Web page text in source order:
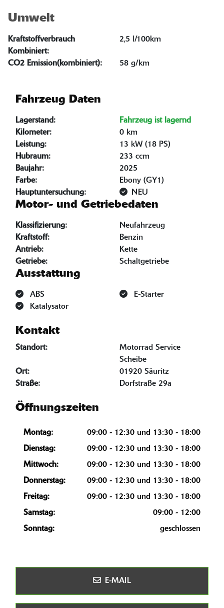
Umwelt
Kraftstoffverbrauch
Kombiniert:
2,5 l/100km
CO2 Emission(kombiniert): 58 g/km
Fahrzeug Daten
Lagerstand:
Fahrzeug ist lagernd
Kilometer:
0 km
Leistung:
13 kW (18 PS)
Hubraum:
233 ccm
Baujahr:
2025
Farbe:
Ebony (GY1)
Hauptuntersuchung:
NEU
Motor- und Getriebedaten
Klassifizierung:
Neufahrzeug
Kraftstoff:
Benzin
Antrieb:
Kette
Getriebe:
Schaltgetriebe
Ausstattung
ABS
E-Starter
Katalysator
Kontakt
Standort:
Motorrad Service
Scheibe
Ort:
01920 Säuritz
Straße:
Dorfstraße 29a
Öffnungszeiten
Montag:
09:00 - 12:30 und 13:30 - 18:00
Dienstag:
09:00 - 12:30 und 13:30 - 18:00
Mittwoch:
09:00 - 12:30 und 13:30 - 18:00
Donnerstag:
09:00 - 12:30 und 13:30 - 18:00
Freitag:
09:00 - 12:30 und 13:30 - 18:00
Samstag:
09:00 - 12:00
Sonntag:
geschlossen
E-MAIL